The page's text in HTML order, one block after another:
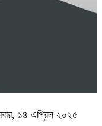
১৪ এপ্রিল ২০২৫